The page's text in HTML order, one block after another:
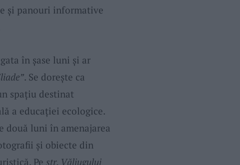
și panouri informative
în șase luni și ar
. Se dorește ca
spațiu destinat
a educaţiei ecologice.
două luni în amenajarea
și obiecte din
Pe str. Văliugului